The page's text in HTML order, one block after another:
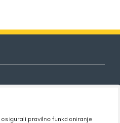
pravilno funkcioniranje